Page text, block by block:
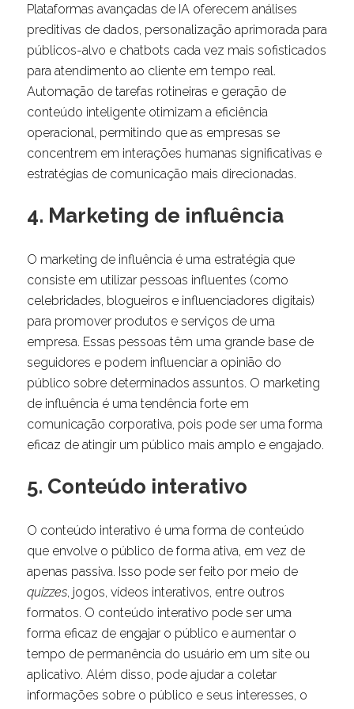
Plataformas avançadas de IA oferecem análises
preditivas de dados, personalização aprimorada para
públicos-alvo e chatbots cada vez mais sofisticados
para atendimento ao cliente em tempo real.
Automação de tarefas rotineiras e geração de
conteúdo inteligente otimizam a eficiência
operacional, permitindo que as empresas se
concentrem em interações humanas significativas e
estratégias de comunicação mais direcionadas.
4. Marketing de influência
O marketing de influência é uma estratégia que
consiste em utilizar pessoas influentes (como
celebridades, blogueiros e influenciadores digitais)
para promover produtos e serviços de uma
empresa. Essas pessoas têm uma grande base de
seguidores e podem influenciar a opinião do
público sobre determinados assuntos. O marketing
de influência é uma tendência forte em
comunicação corporativa, pois pode ser uma forma
eficaz de atingir um público mais amplo e engajado.
5. Conteúdo interativo
O conteúdo interativo é uma forma de conteúdo
que envolve o público de forma ativa, em vez de
apenas passiva. Isso pode ser feito por meio de
quizzes, jogos, vídeos interativos, entre outros
formatos. O conteúdo interativo pode ser uma
forma eficaz de engajar o público e aumentar o
tempo de permanência do usuário em um site ou
aplicativo. Além disso, pode ajudar a coletar
informações sobre o público e seus interesses, o